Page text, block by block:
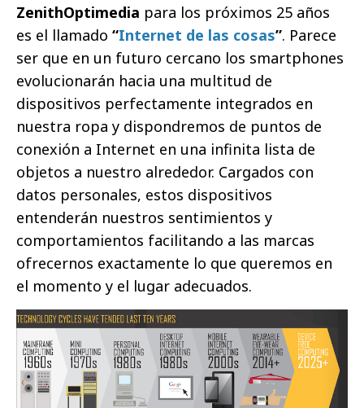
ZenithOptimedia para los próximos 25 años
es el llamado “Internet de las cosas”. Parece
ser que en un futuro cercano los smartphones
evolucionarán hacia una multitud de
dispositivos perfectamente integrados en
nuestra ropa y dispondremos de puntos de
conexión a Internet en una infinita lista de
objetos a nuestro alrededor. Cargados con
datos personales, estos dispositivos
entenderán nuestros sentimientos y
comportamientos facilitando a las marcas
ofrecernos exactamente lo que queremos en
el momento y el lugar adecuados.